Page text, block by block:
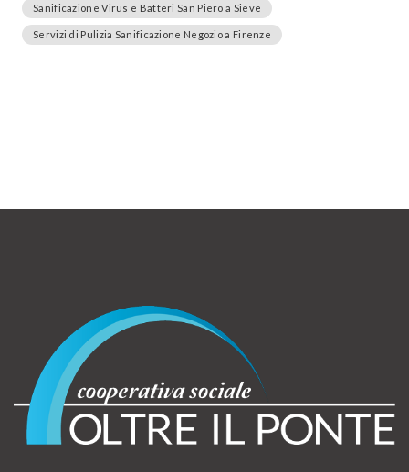
Sanificazione Virus e Batteri San Piero a Sieve
Servizi di Pulizia Sanificazione Negozio a Firenze